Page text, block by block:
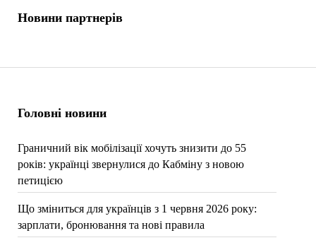
Головні новини
Граничний вік мобілізації хочуть знизити до 55
років: українці звернулися до Кабміну з новою
петицією
Що зміниться для українців з 1 червня 2026 року:
зарплати, бронювання та нові правила
Новини партнерів